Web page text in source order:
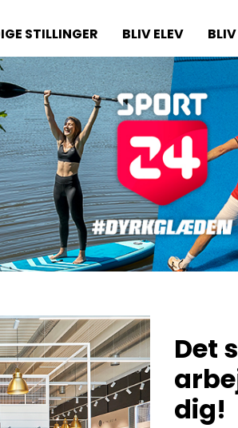
STILLINGER BLIV ELEV
Det
dig!